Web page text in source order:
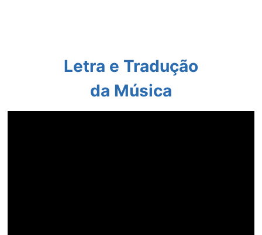
Letra e Tradução
da Música